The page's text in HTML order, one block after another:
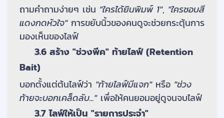
ถามคำถามง่ายๆ เช่น "ใครได้ยินพิมพ์ 1", "ใครชอบสี
แดงกดหัวใจ"การขยับนิ้วของคนดูจะช่วยกระตุ้นการ
มองเห็นของไลฟ์
3.6 สร้าง "ช่วงพีค" ท้ายไลฟ์ (Retention
Bait)
บอกตั้งแต่ต้นไลฟ์ว่า "ท้ายไลฟ์มีแจก"หรือ "ช่วง
ท้ายจะบอกเคล็ดลับ..."เพื่อให้คนยอมอยู่ดูจนจบไลฟ์
3.7 ไลฟ์ให้เป็น "รายการประจำ"